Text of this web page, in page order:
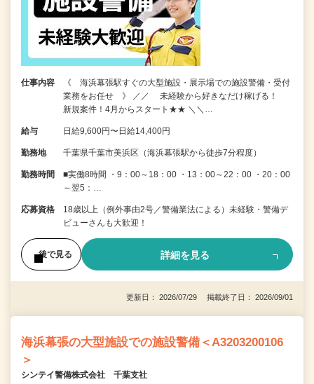
仕事内容
《 海浜幕張駅すぐの大型施設・展示場での施設警備・受付
業務をお任せ 》 ／／ 未経験から好きなだけ稼げる！
新規案件！4月からスタート★★ ＼＼…
給与 日給9,600円〜日給14,400円
勤務地 千葉県千葉市美浜区（海浜幕張駅から徒歩7分程度）
勤務時間
■実働8時間 ・9：00～18：00 ・13：00～22：00 ・20：00
～翌5：…
応募資格
18歳以上（例外事由2号／警備業法による）未経験・警備デ
ビューさんも大歓迎！
後で見る 詳細を見る
更新日： 2026/07/29 掲載終了日： 2026/09/01
海浜幕張の大型施設での施設警備＜A3203200106
＞
シンテイ警備株式会社 千葉支社